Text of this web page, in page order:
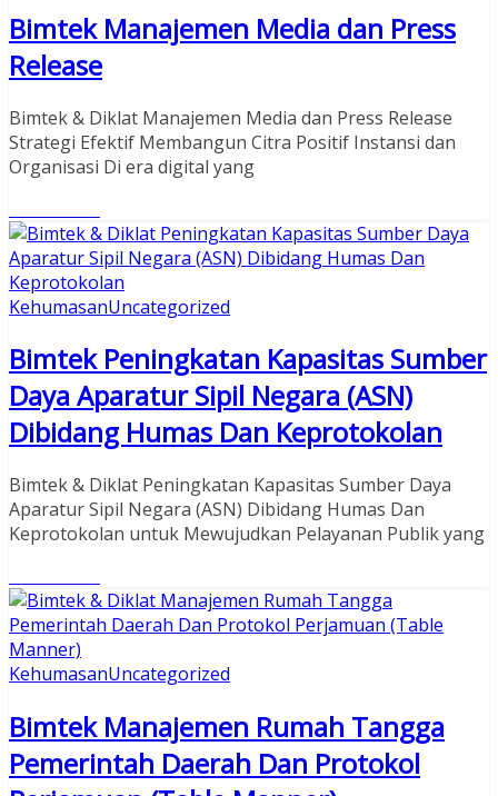
Bimtek Manajemen Media dan Press
Release
Bimtek & Diklat Manajemen Media dan Press Release
Strategi Efektif Membangun Citra Positif Instansi dan
Organisasi Di era digital yang
KehumasanUncategorized
Bimtek Peningkatan Kapasitas Sumber
Daya Aparatur Sipil Negara (ASN)
Dibidang Humas Dan Keprotokolan
Bimtek & Diklat Peningkatan Kapasitas Sumber Daya
Aparatur Sipil Negara (ASN) Dibidang Humas Dan
Keprotokolan untuk Mewujudkan Pelayanan Publik yang
KehumasanUncategorized
Bimtek Manajemen Rumah Tangga
Pemerintah Daerah Dan Protokol